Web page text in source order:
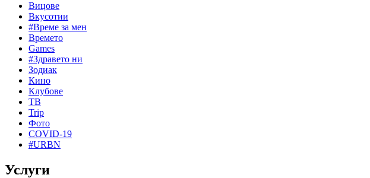
Вицове
Вкусотии
#Време за мен
Времето
Games
#Здравето ни
Зодиак
Кино
Клубове
ТВ
Trip
Фото
COVID-19
#URBN
Услуги